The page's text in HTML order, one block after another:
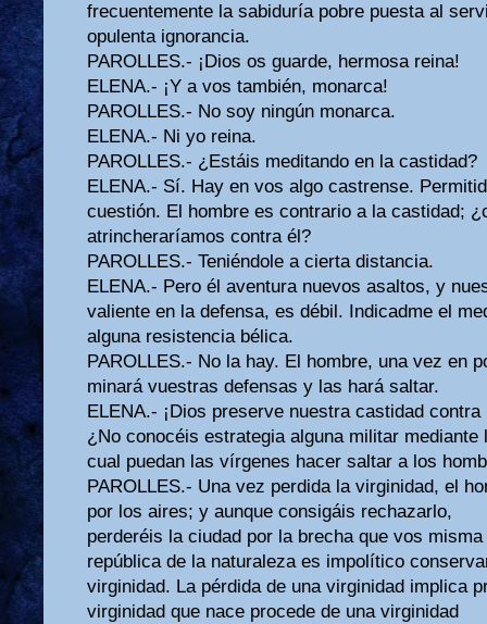
frecuentemente la sabiduría pobre puesta al
opulenta ignorancia.
PAROLLES.- ¡Dios os guarde, hermosa reina!
ELENA.- ¡Y a vos también, monarca!
PAROLLES.- No soy ningún monarca.
ELENA.- Ni yo reina.
PAROLLES.- ¿Estáis meditando en la castidad?
ELENA.- Sí. Hay en vos algo castrense.
cuestión. El hombre es contrario a la castidad;
atrincheraríamos contra él?
PAROLLES.- Teniéndole a cierta distancia.
ELENA.- Pero él aventura nuevos asaltos, y
valiente en la defensa, es débil. Indicadme el
alguna resistencia bélica.
PAROLLES.- No la hay. El hombre, una vez en
minará vuestras defensas y las hará saltar.
ELENA.- ¡Dios preserve nuestra castidad
¿No conocéis estrategia alguna militar mediante
cual puedan las vírgenes hacer saltar a los
PAROLLES.- Una vez perdida la virginidad, el
por los aires; y aunque consigáis rechazarlo,
perderéis la ciudad por la brecha que vos
república de la naturaleza es impolítico
virginidad. La pérdida de una virginidad implica
virginidad que nace procede de una virginidad